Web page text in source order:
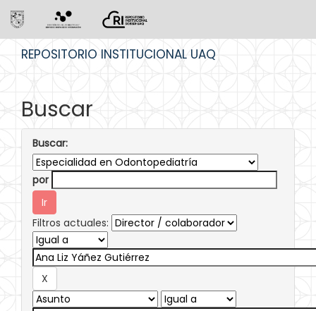
REPOSITORIO INSTITUCIONAL UAQ
Buscar
Buscar:
por
Filtros actuales: